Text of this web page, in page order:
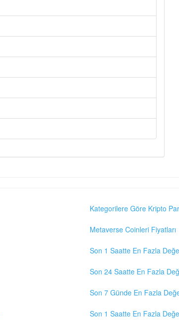
Kategorilere Göre Kripto
Metaverse Coinleri Fiyatları
Son 1 Saatte En Fazla
Son 24 Saatte En Fazla
Son 7 Günde En Fazla
Son 1 Saatte En Fazla